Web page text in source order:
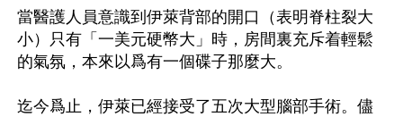
當醫護人員意識到伊萊背部的開口（表明脊柱裂大
小）只有「一美元硬幣大」時，房間裏充斥着輕鬆
的氣氛，本來以爲有一個碟子那麼大。
迄今爲止，伊萊已經接受了五次大型腦部手術。儘